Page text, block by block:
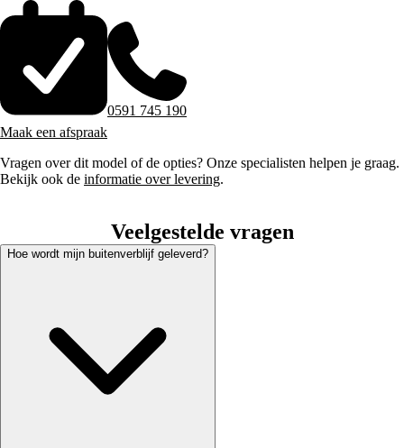
Maak een afspraak
0591 745 190
Vragen over dit model of de opties? Onze specialisten helpen je graag.
Bekijk ook de informatie over levering.
Veelgestelde vragen
Hoe wordt mijn buitenverblijf geleverd?